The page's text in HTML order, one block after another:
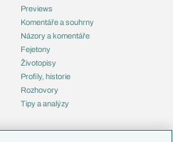
Previews
Komentáře a souhrny
Názory a komentáře
Fejetony
Životopisy
Profily, historie
Rozhovory
Tipy a analýzy